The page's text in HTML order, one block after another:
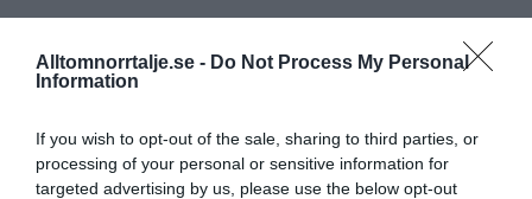
Alltomnorrtalje.se - Do Not Process My Personal
Information
If you wish to opt-out of the sale, sharing to third parties, or
processing of your personal or sensitive information for
targeted advertising by us, please use the below opt-out